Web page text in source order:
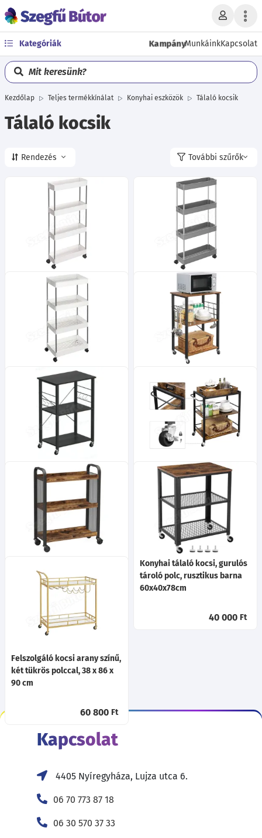
Kategóriák KampányMunkáinkKapcsolat
Mit keresünk?
Kezdőlap Teljes termékkínálat Konyhai eszközök Tálaló kocsik
Tálaló kocsik
Rendezés További szűrők
Konyhai tálaló kocsi, gurulós
tároló polc, fehér
40x13x86cm
Konyhai tálaló kocsi, gurulós
tároló polc, szürke
40x13x86cm
13 100
Konyhai tálaló kocsi, gurulós
tároló polc, fehér
40x22x86cm
tároló polc, rusztikus barna
60x39x84cm
29 600Ft
Konyhai tálaló kocsi, gurulós
tároló polc, fekete tölgy
30 300
Konyhai tálaló kocsi, gurulós
tároló polc, rusztikus barna
72x40x86cm
34 900
tároló polc, rusztikus barna
66x26x85cm
34 900
Konyhai tálaló kocsi, gurulós
tároló polc, rusztikus barna
60x40x78cm
40 000 Ft
Felszolgáló kocsi arany színű,
két tükrös polccal, 38 x 86 x
90 cm
60 800 Ft
Kapcsolat
4405 Nyíregyháza, Lujza utca 6.
06 70 773 87 18
06 30 570 37 33